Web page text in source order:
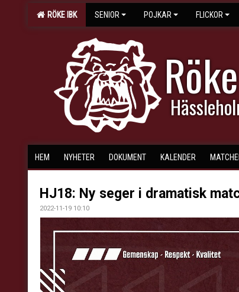
RÖKE IBK SENIOR POJKAR FLICKOR
HEM NYHETER DOKUMENT KALENDER
HJ18: Ny seger i dramatisk
2022-11-19 10:10